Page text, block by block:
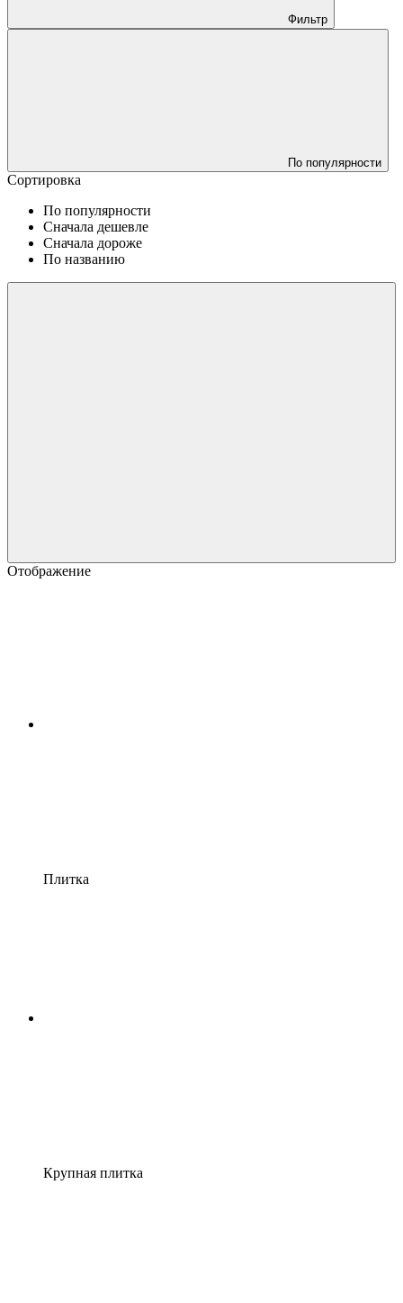
Фильтр
По популярности
Сортировка
По популярности
Сначала дешевле
Сначала дороже
По названию
Отображение
Плитка
Крупная плитка